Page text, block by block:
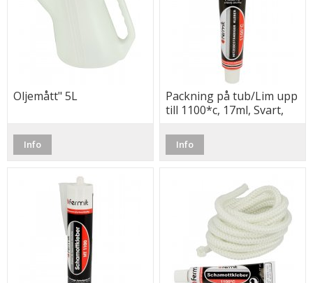
Oljemått" 5L
Info
Packning på tub/Lim upp
till 1100*c, 17ml, Svart,
Info